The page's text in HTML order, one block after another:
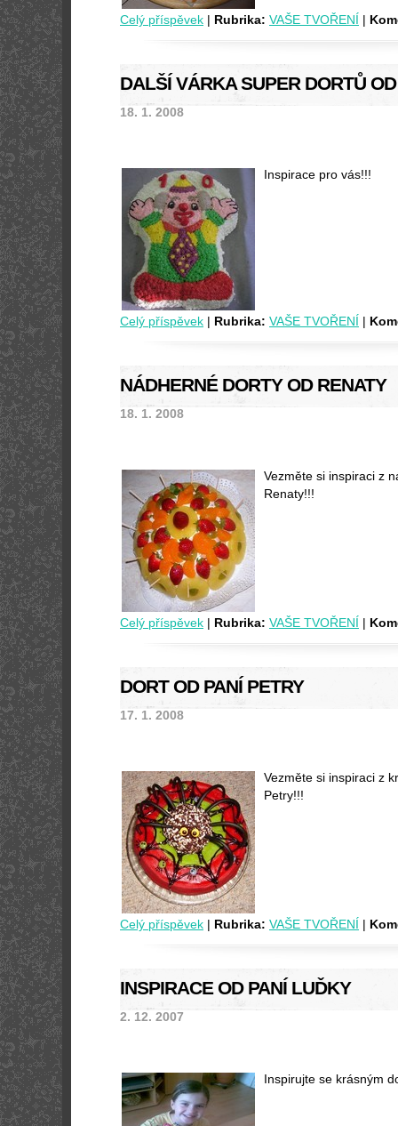
Celý příspěvek | Rubrika: VAŠE TVOŘENÍ |
DALŠÍ VÁRKA SUPER DORTŮ
18. 1. 2008
Inspirace pro vás!!!
Celý příspěvek | Rubrika: VAŠE TVOŘENÍ |
NÁDHERNÉ DORTY OD RENATY
18. 1. 2008
Vezměte si inspiraci z
Renaty!!!
Celý příspěvek | Rubrika: VAŠE TVOŘENÍ |
DORT OD PANÍ PETRY
17. 1. 2008
Vezměte si inspiraci z
Petry!!!
Celý příspěvek | Rubrika: VAŠE TVOŘENÍ |
INSPIRACE OD PANÍ LUĎKY
2. 12. 2007
Inspirujte se krásným